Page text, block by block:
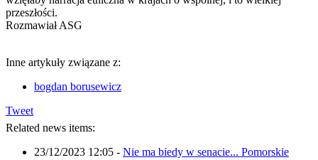
przeszłości.
Rozmawiał ASG
Inne artykuły związane z:
bogdan borusewicz
Tweet
Related news items:
23/12/2023 12:05 - Nie ma biedy w senacie... Pomorskie